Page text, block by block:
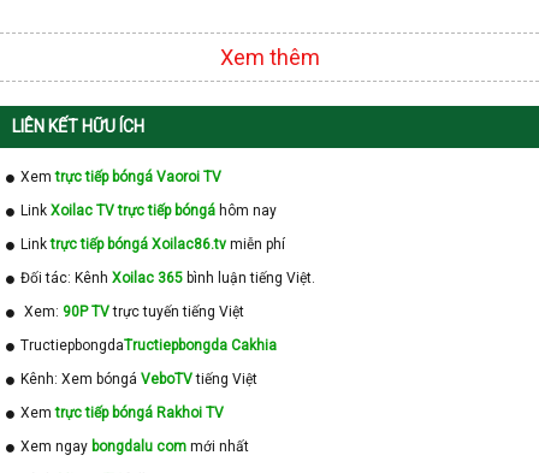
Xem thêm
LIÊN KẾT HỮU ÍCH
Xemtrực tiếp bóngá Vaoroi TV
Link Xoilac TV trực tiếp bóngá hôm nay
Linktrực tiếp bóngá Xoilac86.tv miễn phí
Đối tác: Kênh Xoilac 365 bình luận tiếng Việt.
Xem: 90P TVtrực tuyến tiếng Việt
TructiepbongdaTructiepbongda Cakhia
Kênh: Xem bóngá VeboTVtiếng Việt
Xemtrực tiếp bóngá Rakhoi TV
Xem ngay bongdalu com mới nhất